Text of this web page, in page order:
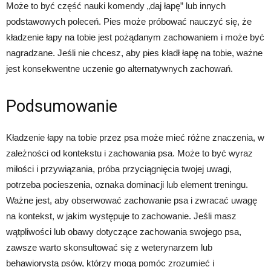
Może to być część nauki komendy „daj łapę” lub innych
podstawowych poleceń. Pies może próbować nauczyć się, że
kładzenie łapy na tobie jest pożądanym zachowaniem i może być
nagradzane. Jeśli nie chcesz, aby pies kładł łapę na tobie, ważne
jest konsekwentne uczenie go alternatywnych zachowań.
Podsumowanie
Kładzenie łapy na tobie przez psa może mieć różne znaczenia, w
zależności od kontekstu i zachowania psa. Może to być wyraz
miłości i przywiązania, próba przyciągnięcia twojej uwagi,
potrzeba pocieszenia, oznaka dominacji lub element treningu.
Ważne jest, aby obserwować zachowanie psa i zwracać uwagę
na kontekst, w jakim występuje to zachowanie. Jeśli masz
wątpliwości lub obawy dotyczące zachowania swojego psa,
zawsze warto skonsultować się z weterynarzem lub
behawiorystą psów, którzy mogą pomóc zrozumieć i